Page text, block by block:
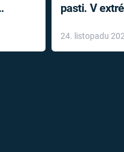
pasti. V
24. listopadu